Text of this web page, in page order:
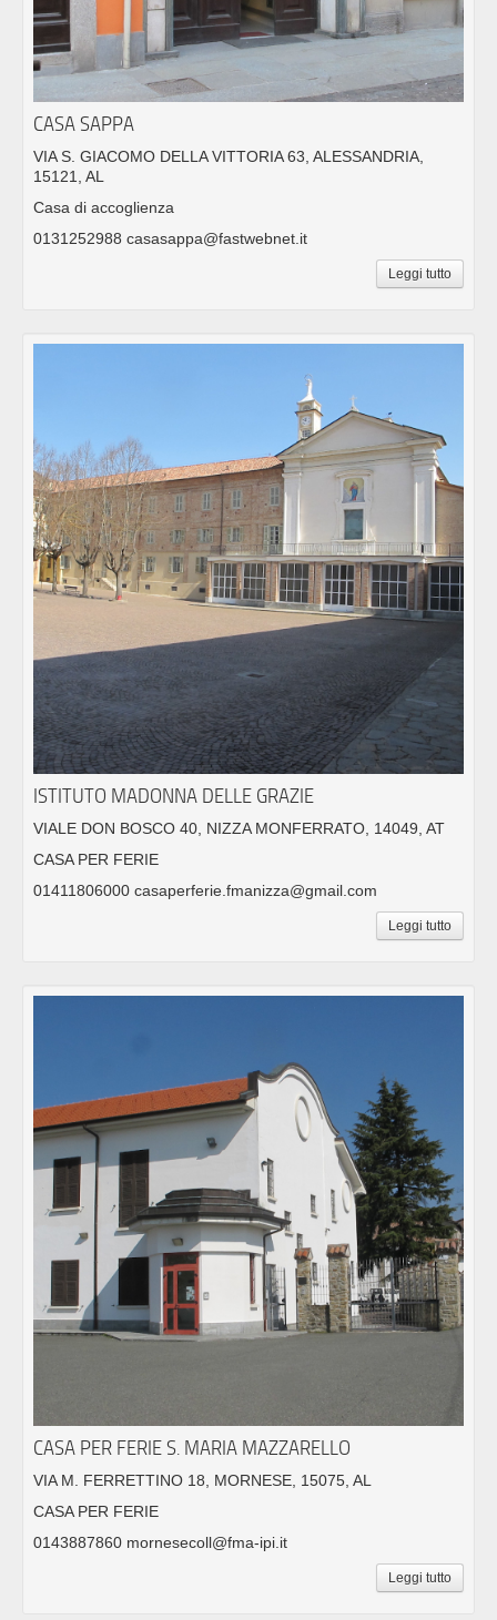
CASA SAPPA
VIA S. GIACOMO DELLA VITTORIA 63, ALESSANDRIA,
15121, AL
Casa di accoglienza
0131252988 casasappa@fastwebnet.it
Leggi tutto
ISTITUTO MADONNA DELLE GRAZIE
VIALE DON BOSCO 40, NIZZA MONFERRATO, 14049, AT
CASA PER FERIE
01411806000 casaperferie.fmanizza@gmail.com
Leggi tutto
CASA PER FERIE S. MARIA MAZZARELLO
VIA M. FERRETTINO 18, MORNESE, 15075, AL
CASA PER FERIE
0143887860 mornesecoll@fma-ipi.it
Leggi tutto